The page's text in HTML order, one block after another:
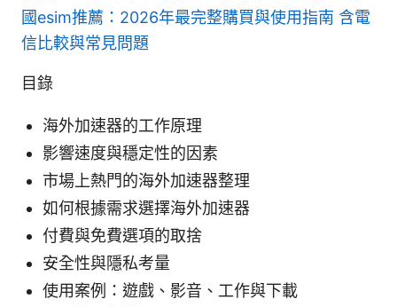
國esim推薦：2026年最完整購買與使用指南 含電
信比較與常見問題
目錄
海外加速器的工作原理
影響速度與穩定性的因素
市場上熱門的海外加速器整理
如何根據需求選擇海外加速器
付費與免費選項的取捨
安全性與隱私考量
使用案例：遊戲、影音、工作與下載